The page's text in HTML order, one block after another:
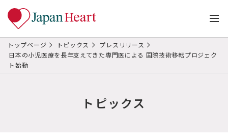
トップページ トピックス
プレスリリース
日本の小児医療を長年支えてきた専門医による 国際技術移転プロジェク
ト始動
トピックス